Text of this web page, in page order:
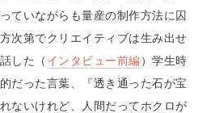
ていながらも量産の制作方法に囚
次第でクリエイティブは生み出せ
した（ インタビュー前編）学生時
だった言葉、『透き通った石が宝
ないけれど、人間だってホクロが